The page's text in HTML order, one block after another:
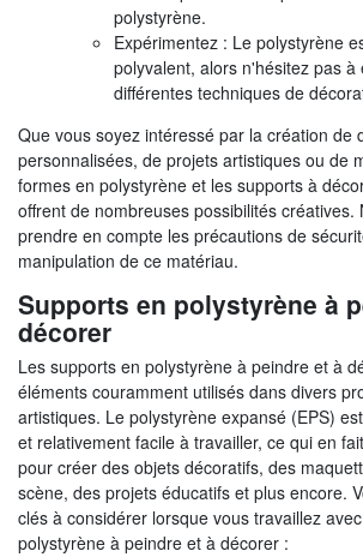
polystyrène.
Expérimentez : Le polystyrène
polyvalent, alors n'hésitez pas
différentes techniques de
Que vous soyez intéressé par la création de
personnalisées, de projets artistiques ou de
formes en polystyrène et les supports à
offrent de nombreuses possibilités créatives.
prendre en compte les précautions de
manipulation de ce matériau.
Supports en polystyrène à
décorer
Les supports en polystyrène à peindre et à
éléments couramment utilisés dans divers
artistiques. Le polystyrène expansé (EPS)
et relativement facile à travailler, ce qui en
pour créer des objets décoratifs, des
scène, des projets éducatifs et plus encore.
clés à considérer lorsque vous travaillez
polystyrène à peindre et à décorer :